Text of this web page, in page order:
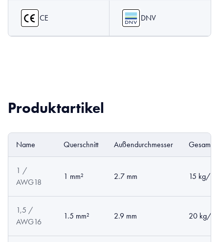
CE DNV
Produktartikel
Name Querschnitt Außendurchmesser
1 /
AWG18
1 mm² 2.7 mm 15 kg/km
1,5 /
AWG16
1.5 mm² 2.9 mm 20 kg/